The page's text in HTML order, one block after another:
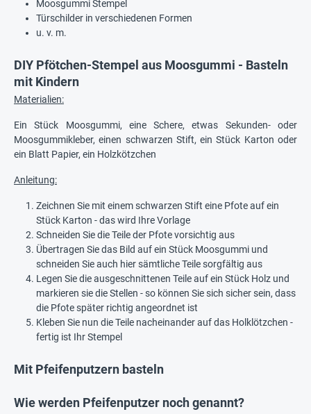
Moosgummi Stempel
Türschilder in verschiedenen Formen
u. v. m.
DIY Pfötchen-Stempel aus Moosgummi - Basteln
mit Kindern
Materialien:
Ein Stück Moosgummi, eine Schere, etwas Sekunden- oder
Moosgummikleber, einen schwarzen Stift, ein Stück Karton oder
ein Blatt Papier, ein Holzkötzchen
Anleitung:
Zeichnen Sie mit einem schwarzen Stift eine Pfote auf ein
Stück Karton - das wird Ihre Vorlage
Schneiden Sie die Teile der Pfote vorsichtig aus
Übertragen Sie das Bild auf ein Stück Moosgummi und
schneiden Sie auch hier sämtliche Teile sorgfältig aus
Legen Sie die ausgeschnittenen Teile auf ein Stück Holz und
markieren sie die Stellen - so können Sie sich sicher sein, dass
die Pfote später richtig angeordnet ist
Kleben Sie nun die Teile nacheinander auf das Holklötzchen -
fertig ist Ihr Stempel
Mit Pfeifenputzern basteln
Wie werden Pfeifenputzer noch genannt?